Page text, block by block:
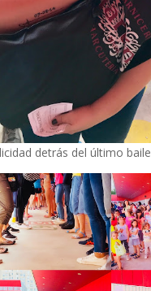
detrás del último baile